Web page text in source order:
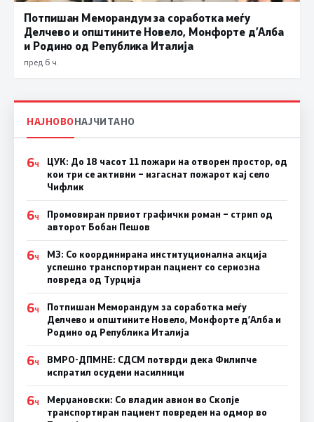
Потпишан Меморандум за соработка меѓу
Делчево и општините Новело, Монфорте д’Алба
и Родино од Република Италија
пред 6 ч.
НАЈНОВОНАЈЧИТАНО
6Ч
ЦУК: До 18 часот 11 пожари на отворен простор, од
кои три се активни – изгаснат пожарот кај село
Чифлик
6Ч
Промовиран првиот графички роман – стрип од
авторот Бобан Пешов
6Ч
МЗ: Со координирана институционална акција
успешно транспортиран пациент со сериозна
повреда од Турција
6Ч
Потпишан Меморандум за соработка меѓу
Делчево и општините Новело, Монфорте д’Алба и
Родино од Република Италија
6Ч
ВМРО-ДПМНЕ: СДСM потврди дека Филипче
испратил осудени насилници
6Ч
Мерџановски: Со владин авион во Скопје
транспортиран пациент повреден на одмор во